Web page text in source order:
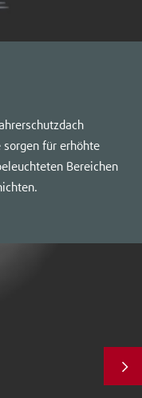
für erhöhte
Bereichen